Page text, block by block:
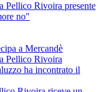
Pellico Rivoira presente
no"
a Mercandè
Pellico Rivoira
ha incontrato il